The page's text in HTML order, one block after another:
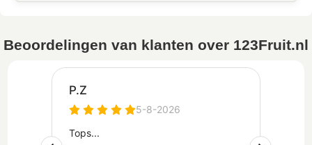
Beoordelingen van klanten over 123Fruit.nl